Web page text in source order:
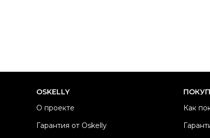
OSKELLY
О проекте
Гарантия от Oskelly
Как